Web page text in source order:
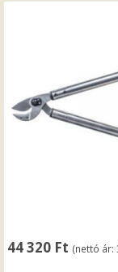
44 320 Ft (nettó ár: